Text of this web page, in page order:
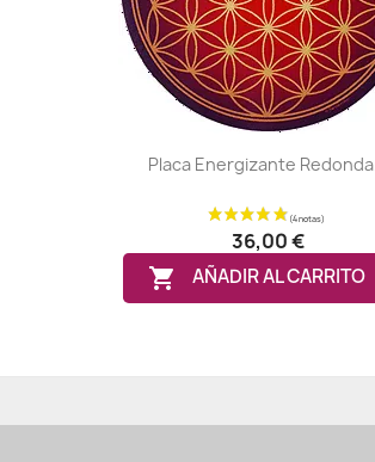
Placa Energizante
36,00 €
 AÑADIR AL CARRITO